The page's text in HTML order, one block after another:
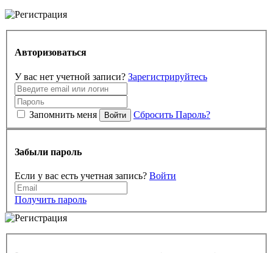
Авторизоваться
У вас нет учетной записи? Зарегистрируйтесь
Запомнить меня Войти Сбросить Пароль?
Забыли пароль
Если у вас есть учетная запись? Войти
Получить пароль